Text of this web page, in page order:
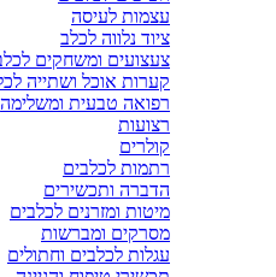
עצמות לעיסה
ציוד נלווה לכלב
צעצועים ומשחקים
קערות אוכל ושתייה
רפואה טבעית ומשלימה
רצועות
קולרים
רתמות לכלבים
הדברה ותכשירים
מיטות ומזרנים לכלבים
מסרקים ומברשות
עגלות לכלבים וחתולים